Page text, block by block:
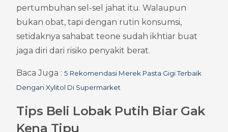
pertumbuhan sel-sel jahat itu. Walaupun
bukan obat, tapi dengan rutin konsumsi,
setidaknya sahabat teone sudah ikhtiar buat
jaga diri dari risiko penyakit berat.
Baca Juga : 5 Rekomendasi Merek Pasta Gigi Terbaik
Dengan Xylitol Di Supermarket
Tips Beli Lobak Putih Biar Gak
Kena Tipu